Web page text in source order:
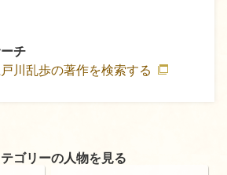
チ
川乱歩の著作を検索する
ゴリーの人物を見る